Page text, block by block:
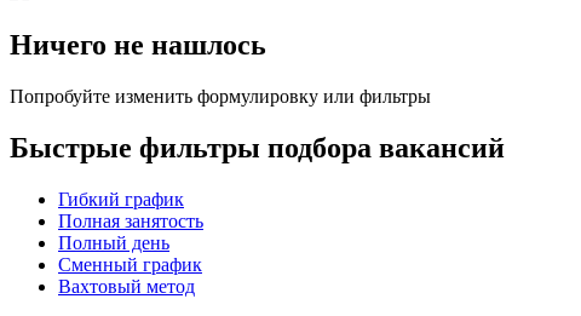
Ничего не нашлось
Попробуйте изменить формулировку или фильтры
Быстрые фильтры подбора вакансий
Гибкий график
Полная занятость
Полный день
Сменный график
Вахтовый метод